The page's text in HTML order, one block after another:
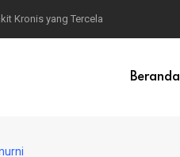
Fitnah (Ujian/Perselisihan)
Beranda